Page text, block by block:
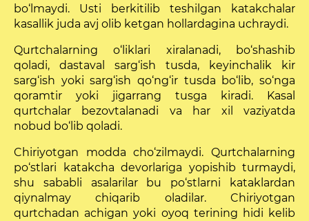
bo‘lmaydi. Usti berkitilib teshilgan ka­takchalar
kasallik juda avj olib ketgan hollardagina uchraydi.
Qurtchalarning o‘liklari xiralanadi, bo‘shashib
qoladi, dastaval sarg‘ish tusda, keyinchalik kir
sarg‘ish yoki sarg‘ish qo‘ng‘ir tusda bo‘lib, so‘nga
qoramtir yoki jigarrang tusga kiradi. Kasal
qurtchalar bezovtalanadi va har xil vaziyatda
nobud bo‘lib qoladi.
Chiriyotgan modda cho‘zilmaydi. Qurtchalarning
po‘stlari katakcha devorlariga yopishib turmaydi,
shu sababli asal­arilar bu po‘stlarni kataklardan
qiynalmay chiqarib oladilar. Chiriyotgan
qurtchadan achigan yoki oyoq terining hidi kelib